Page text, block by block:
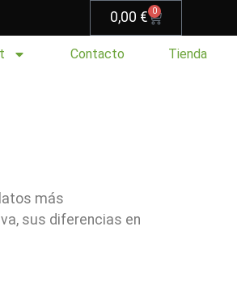
0,00 € 0
Contacto Tienda
más
sus diferencias en